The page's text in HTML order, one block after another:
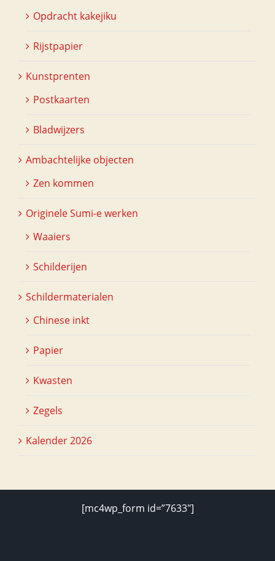
Opdracht kakejiku
Rijstpapier
Kunstprenten
Postkaarten
Bladwijzers
Ambachtelijke objecten
Zen kommen
Originele Sumi-e werken
Waaiers
Schilderijen
Schildermaterialen
Chinese inkt
Papier
Kwasten
Zegels
Kalender 2026
[mc4wp_form id=”7633″]